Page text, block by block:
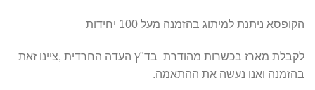
הקופסא ניתנת למיתוג בהזמנה מעל 100 יחידות
לקבלת מארז בכשרות מהודרת בד"ץ העדה החרדית ,ציינו זאת
בהזמנה ואנו נעשה את ההתאמה.